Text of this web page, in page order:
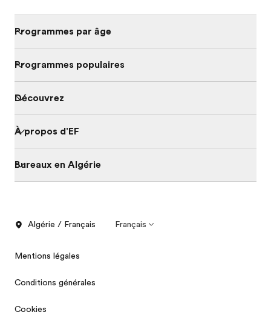
Programmes par âge
Programmes populaires
Découvrez
À propos d'EF
Bureaux en Algérie
Algérie / Français Français
Mentions légales
Conditions générales
Cookies